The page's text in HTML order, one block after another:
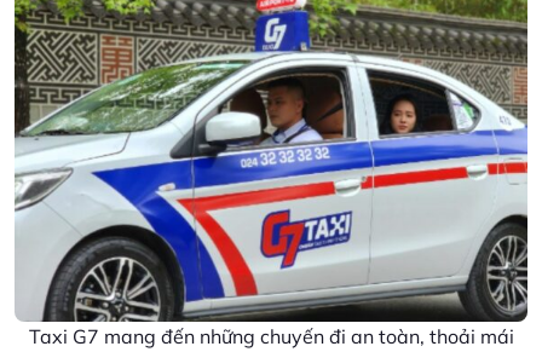
Taxi G7 mang đến những chuyến đi an toàn, thoải mái